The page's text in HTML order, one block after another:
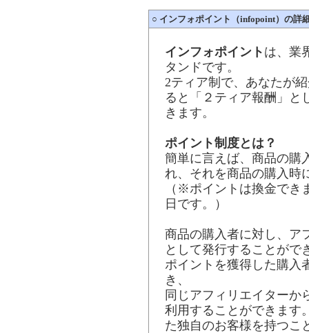
○ インフォポイント（infopoint）の詳
インフォポイント は、業
タンドです。
2ティア制で、あなたが
ると「２ティア報酬」と
きます。
ポイント制度とは？
簡単に言えば、商品の購
れ、それを商品の購入時
（※ポイントは換金でき
日です。）
商品の購入者に対し、ア
として発行することがで
ポイントを獲得した購入
き、
同じアフィリエイターか
利用することができます
た独自のお客様を持つこ